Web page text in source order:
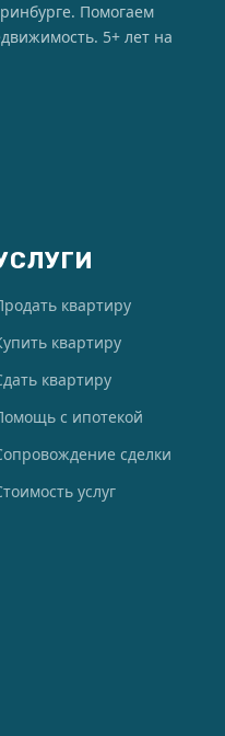
Помогаем
5+ лет на
квартиру
квартиру
квартиру
с ипотекой
сделки
услуг